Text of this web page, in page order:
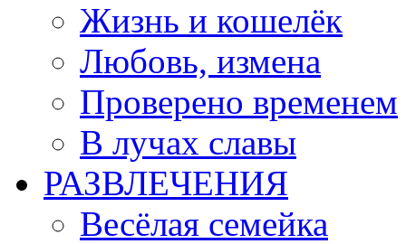
Жизнь и кошелёк
Любовь, измена
Проверено временем
В лучах славы
РАЗВЛЕЧЕНИЯ
Весёлая семейка